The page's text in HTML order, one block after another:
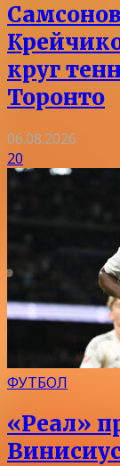
круг
Торонто
06.08.2026
20
ФУТБОЛ
«Реал»